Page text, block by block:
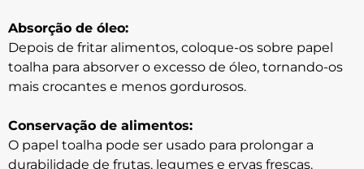
Absorção de óleo:
Depois de fritar alimentos, coloque-os sobre papel
toalha para absorver o excesso de óleo, tornando-os
mais crocantes e menos gordurosos.
Conservação de alimentos:
O papel toalha pode ser usado para prolongar a
durabilidade de frutas, legumes e ervas frescas.